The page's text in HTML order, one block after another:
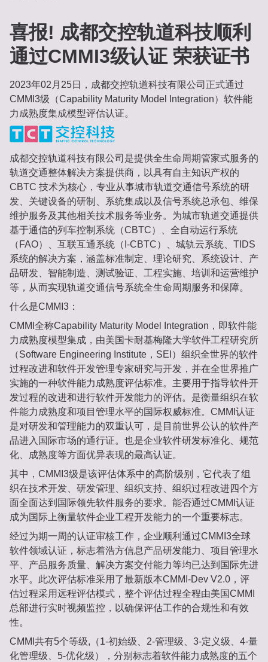
喜报! 成都交控轨道科技顺利
通过CMMI3级认证 荣获证书
2023年02月25日，成都交控轨道科技有限公司正式通过
CMMI3级（Capability Maturity Model Integration）软件能
力成熟度集成模型评估认证。
成都交控轨道科技有限公司是提供全生命周期管家式服务的
轨道交通整体解决方案提供商，以具有自主知识产权的
CBTC 技术为核心，专业从事城市轨道交通信号系统的研
发、关键设备的研制、系统集成以及信号系统总承包、维保
维护服务及其他相关技术服务等业务。为城市轨道交通提供
基于通信的列车控制系统（CBTC）、全自动运行系统
（FAO）、互联互通系统（I-CBTC）、城轨云系统、TIDS
系统的解决方案，涵盖标准制定、理论研究、系统设计、产
品研发、智能制造、测试验证、工程实施、培训和运营维护
等，从而实现轨道交通信号系统全生命周期服务和保障。
什么是CMMI3：
CMMI全称Capability Maturity Model Integration，即软件能
力成熟度模型集成，由美国卡耐基梅隆大学软件工程研究所
（Software Engineering Institute，SEI）组织全世界的软件
过程改进和软件开发管理专家研究与开发，并在全世界推广
实施的一种软件能力成熟度评估标准。主要用于指导软件开
发过程的改进和进行软件开发能力的评估。是衡量组织在软
件能力成熟度和项目管理水平的国际权威标准。CMMI认证
是对研发和管理能力的双重认可，是目前世界公认的软件产
品进入国际市场的通行证。也是企业软件研发标准化、规范
化、成熟度等方面优异表现的最高认证。
其中，CMMI3级是该评估体系中的高阶级别，它代表了组
织在技术开发、研发管理、组织支持、组织过程改进四个方
面全面达到国际领先软件服务的要求。能否通过CMMI认证
成为国际上衡量软件企业工程开发能力的一个重要标志。
经过为期一周的认证审核工作，企业顺利通过CMMI3全球
软件领域认证，标志着浩方信息产品研发能力、项目管理水
平、产品服务质量、解决方案交付能力等均已达到国际先进
水平。此次评估标准采用了最新版本CMMI-Dev V2.0，评
估过程采用远程评估模式，整个评估过程全程由美国CMMI
总部进行实时视频监控，以确保评估工作的合规性和有效
性。
CMMI共有5个等级,（1-初始级、2-管理级、3-定义级、4-量
化管理级、5-优化级），分别标志着软件能力成熟度的五个